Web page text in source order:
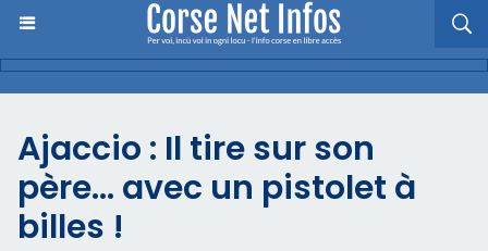
Ajaccio : Il tire sur son
père… avec un pistolet à
billes !